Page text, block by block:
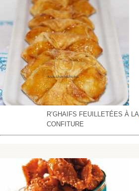
R’GHAIFS FEUILLETÉES À LA
CONFITURE